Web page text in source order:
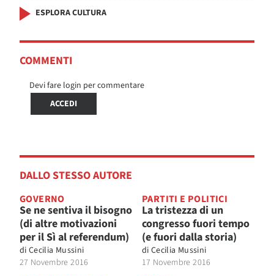
ESPLORA CULTURA
COMMENTI
Devi fare login per commentare
ACCEDI
DALLO STESSO AUTORE
GOVERNO
Se ne sentiva il bisogno
(di altre motivazioni
per il Sì al referendum)
di Cecilia Mussini
27 Novembre 2016
PARTITI E POLITICI
La tristezza di un
congresso fuori tempo
(e fuori dalla storia)
di Cecilia Mussini
17 Novembre 2016